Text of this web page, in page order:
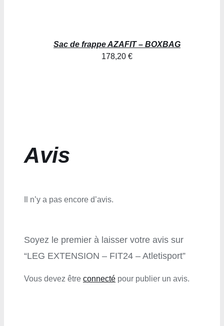
Sac de frappe AZAFIT – BOXBAG
178,20 €
Avis
Il n’y a pas encore d’avis.
Soyez le premier à laisser votre avis sur
“LEG EXTENSION – FIT24 – Atletisport”
Vous devez être connectépour publier un avis.